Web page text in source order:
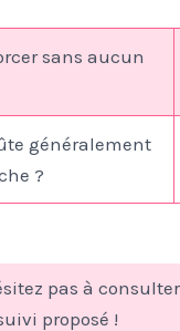
sans aucun
généralement
?
pas à
proposé !